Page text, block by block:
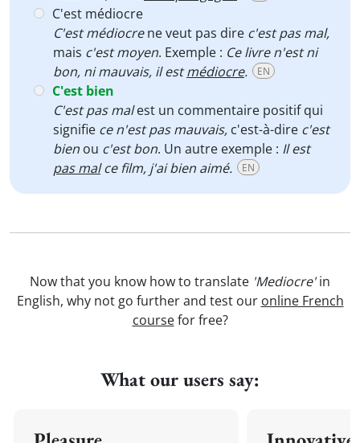
C'est médiocre
C'est médiocrene veut pas dire c'est pas mal,
mais c'est moyen. Exemple : Ce livre n'est ni
bon, ni mauvais, il estmédiocre. EN
C'est bien
C'est pas malest un commentaire positif qui
signifie ce n'est pas mauvais, c'est-à-dire c'est
bien ou c'est bon. Un autre exemple : Il est
pas malce film, j'ai bien aimé. EN
Now that you know how to translate 'Mediocre'in
English, why not go further and test our online French
coursefor free?
What our users say: